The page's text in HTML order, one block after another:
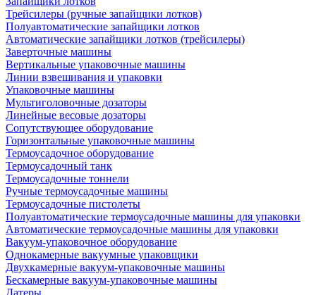
Трейсилеры (ручные запайщики лотков)
Полуавтоматические запайщики лотков
Автоматические запайщики лотков (трейсилеры)
Заверточные машины
Вертикальные упаковочные машины
Линии взвешивания и упаковки
Упаковочные машины
Мультиголовочные дозаторы
Линейные весовые дозаторы
Сопутствующее оборудование
Горизонтальные упаковочные машины
Термоусадочное оборудование
Термоусадочный танк
Термоусадочные тоннели
Ручные термоусадочные машины
Термоусадочные пистолеты
Полуавтоматические термоусадочные машины для упаковки
Автоматические термоусадочные машины для упаковки
Вакуум-упаковочное оборудование
Однокамерные вакуумные упаковщики
Двухкамерные вакуум-упаковочные машины
Бескамерные вакуум-упаковочные машины
Датеры